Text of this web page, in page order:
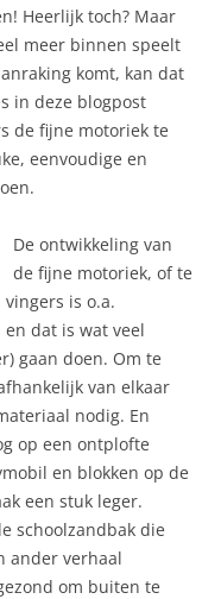
Heerlijk toch? Maar
meer binnen speelt
komt, kan dat
in deze blogpost
de fijne motoriek te
eenvoudige en
De ontwikkeling van
de fijne motoriek, of te
is o.a.
dat is wat veel
gaan doen. Om te
van elkaar
nodig. En
op een ontplofte
en blokken op de
een stuk leger.
schoolzandbak die
ander verhaal
om buiten te